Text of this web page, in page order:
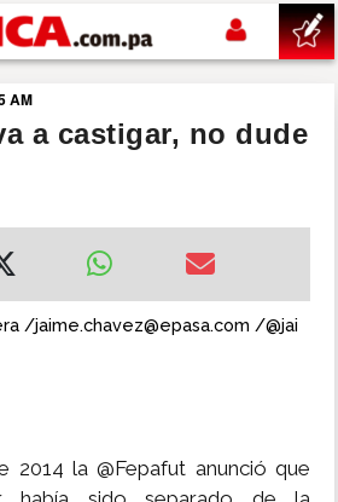
AM
a castigar, no dude
/jaime.chavez@epasa.com /@jai
2014 la @Fepafut anunció que